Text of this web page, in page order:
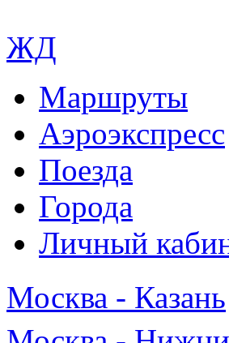
ЖД
Маршруты
Аэроэкспресс
Поезда
Города
Личный
Москва - Казань